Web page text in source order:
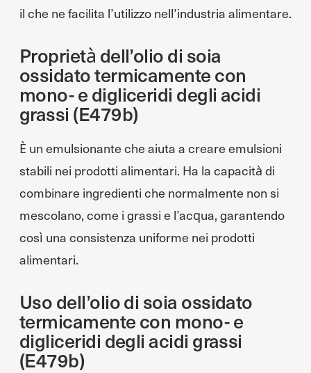
il che ne facilita l’utilizzo nell’industria alimentare.
Proprietà dell’olio di soia
ossidato termicamente con
mono- e digliceridi degli acidi
grassi (E479b)
È un emulsionante che aiuta a creare emulsioni
stabili nei prodotti alimentari. Ha la capacità di
combinare ingredienti che normalmente non si
mescolano, come i grassi e l’acqua, garantendo
così una consistenza uniforme nei prodotti
alimentari.
Uso dell’olio di soia ossidato
termicamente con mono- e
digliceridi degli acidi grassi
(E479b)